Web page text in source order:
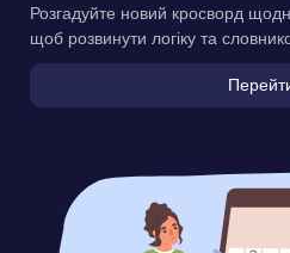
Розгадуйте новий кросворд
щоб розвинути логіку та